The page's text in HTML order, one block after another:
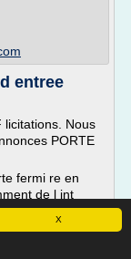
X
entree
licitations. Nous
PORTE
fermi re en
de l int
e en PVC la
made in
e en pvc